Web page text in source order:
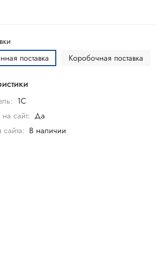
поставка
Коробочная поставка
1С
сайт: Да
сайта: В наличии